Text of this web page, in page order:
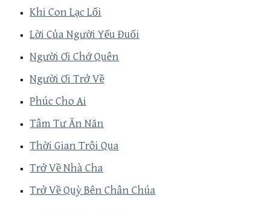
Khi Con Lạc Lối
Lời Của Người Yếu Đuối
Người Ơi Chớ Quên
Người Ơi Trở Về
Phúc Cho Ai
Tâm Tư Ăn Năn
Thời Gian Trôi Qua
Trở Về Nhà Cha
Trở Về Quỳ Bên Chân Chúa